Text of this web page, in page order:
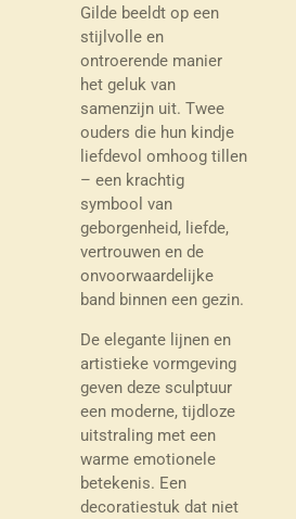
Gilde beeldt op een
stijlvolle en
ontroerende manier
het geluk van
samenzijn uit. Twee
ouders die hun kindje
liefdevol omhoog tillen
– een krachtig
symbool van
geborgenheid, liefde,
vertrouwen en de
onvoorwaardelijke
band binnen een gezin.
De elegante lijnen en
artistieke vormgeving
geven deze sculptuur
een moderne, tijdloze
uitstraling met een
warme emotionele
betekenis. Een
decoratiestuk dat niet